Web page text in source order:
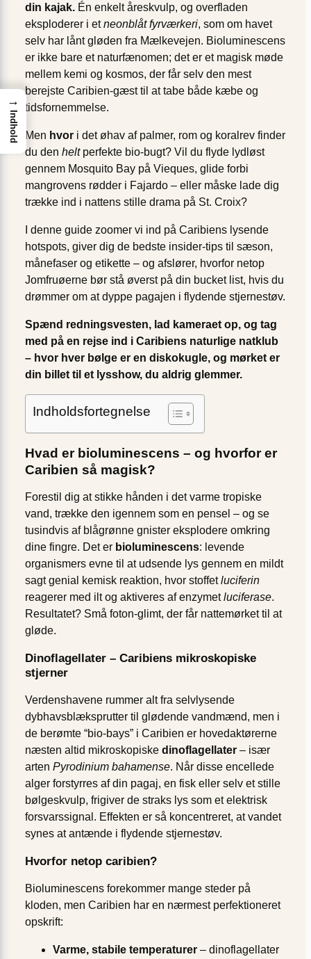
din kajak. Én enkelt åreskvulp, og overfladen
eksploderer i etneonblåt fyrværkeri, som om havet
selv har lånt gløden fra Mælkevejen. Bioluminescens
er ikke bare et naturfænomen; det er et magisk møde
mellem kemi og kosmos, der får selv den mest
berejste Caribien-gæst til at tabe både kæbe og
tidsfornemmelse.
Men hvor i det øhav af palmer, rom og koralrev finder
du den heltperfekte bio-bugt? Vil du flyde lydløst
gennem Mosquito Bay på Vieques, glide forbi
mangrovens rødder i Fajardo – eller måske lade dig
trække ind i nattens stille drama på St. Croix?
I denne guide zoomer vi ind på Caribiens lysende
hotspots, giver dig de bedste insider-tips til sæson,
månefaser og etikette – og afslører, hvorfor netop
Jomfruøerne bør stå øverst på din bucket list, hvis du
drømmer om at dyppe pagajen i flydende stjernestøv.
Spænd redningsvesten, lad kameraet op, og tag
med på en rejse ind i Caribiens naturlige natklub
– hvor hver bølge er en diskokugle, og mørket er
din billet til et lysshow, du aldrig glemmer.
Indholdsfortegnelse
Hvad er bioluminescens – og hvorfor er
Caribien så magisk?
Forestil dig at stikke hånden i det varme tropiske
vand, trække den igennem som en pensel – og se
tusindvis af blågrønne gnister eksplodere omkring
dine fingre. Det er bioluminescens: levende
organismers evne til at udsende lys gennem en mildt
sagt genial kemisk reaktion, hvor stoffetluciferin
reagerer med ilt og aktiveres af enzymetluciferase.
Resultatet? Små foton-glimt, der får nattemørket til at
gløde.
Dinoflagellater – Caribiens mikroskopiske
stjerner
Verdenshavene rummer alt fra selvlysende
dybhavsblæksprutter til glødende vandmænd, men i
de berømte “bio-bays” i Caribien er hovedaktørerne
næsten altid mikroskopiske dinoflagellater – især
arten Pyrodinium bahamense. Når disse encellede
alger forstyrres af din pagaj, en fisk eller selv et stille
bølgeskvulp, frigiver de straks lys som et elektrisk
forsvarssignal. Effekten er så koncentreret, at vandet
synes at antænde i flydende stjernestøv.
Hvorfor netop caribien?
Bioluminescens forekommer mange steder på
kloden, men Caribien har en nærmest perfektioneret
opskrift:
Varme, stabile temperaturer – dinoflagellater
→
Indhold